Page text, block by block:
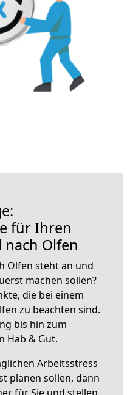
für Ihren
nach Olfen
Olfen steht an und
machen sollen?
die bei einem
zu beachten sind.
bis hin zum
Hab & Gut.
Arbeitsstress
planen sollen, dann